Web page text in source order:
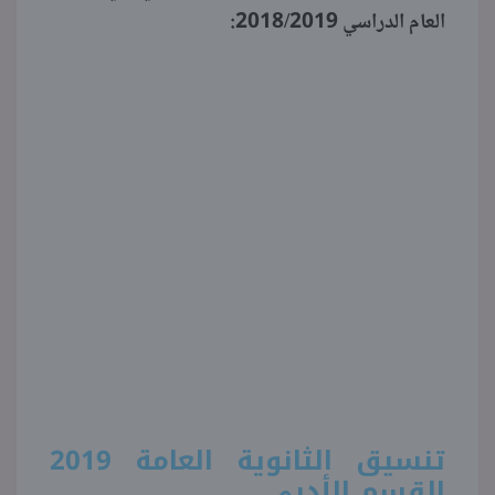
العام الدراسي 2018/2019:
تنسيق الثانوية العامة 2019